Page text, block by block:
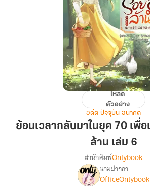
กลับ
โหลด
ตัวอย่าง
อดีต ปัจจุบัน อนาคต
ย้อนเวลากลับมาในยุค 70 เพื่อ
ล้าน เล่ม 6
เรื่อง[จบ]
ย้อน
สำนักพิมพ์Onlybook
นามปากกา
OfficeOnlybook